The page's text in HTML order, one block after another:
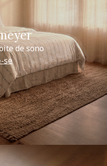
de sono
se